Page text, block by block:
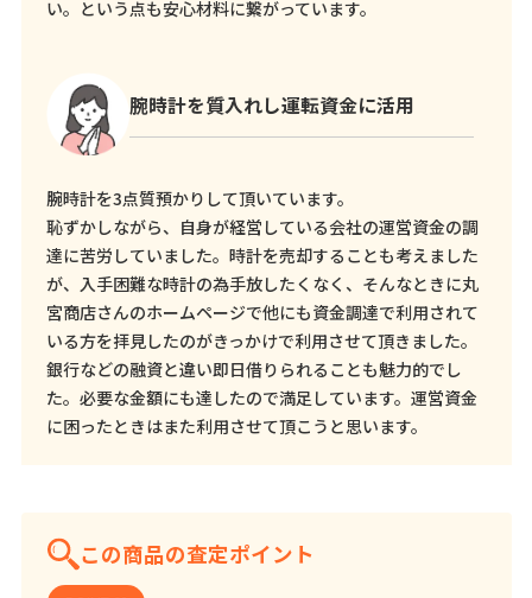
い。という点も安心材料に繋がっています。
腕時計を質入れし運転資金に活用
腕時計を3点質預かりして頂いています。
恥ずかしながら、自身が経営している会社の運営資金の調
達に苦労していました。時計を売却することも考えました
が、入手困難な時計の為手放したくなく、そんなときに丸
宮商店さんのホームページで他にも資金調達で利用されて
いる方を拝見したのがきっかけで利用させて頂きました。
銀行などの融資と違い即日借りられることも魅力的でし
た。必要な金額にも達したので満足しています。運営資金
に困ったときはまた利用させて頂こうと思います。
この商品の査定ポイント